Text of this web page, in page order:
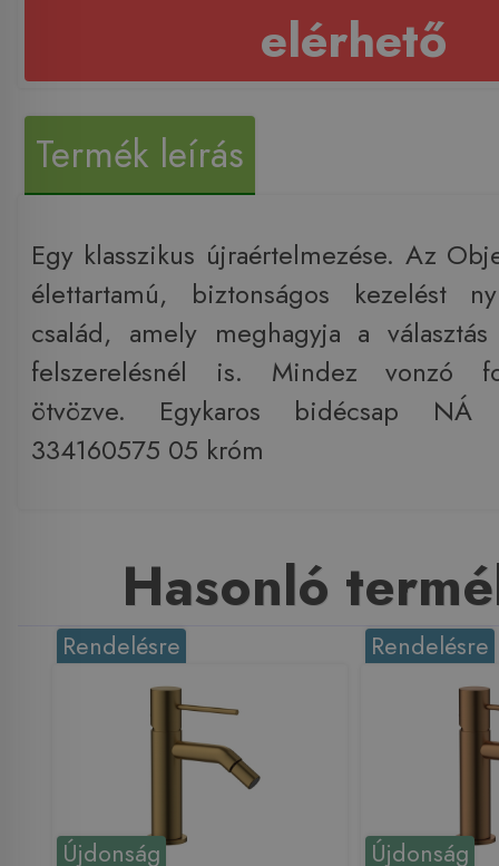
elérhető
Termék leírás
Egy klasszikus újraértelmezése. Az
élettartamú, biztonságos kezelést
család, amely meghagyja a
felszerelésnél is. Mindez vonzó
ötvözve. Egykaros bidécsap NÁ
334160575 05 króm
Hasonló
Újdonság
Rendelésre
Újdonság
Rendelésre